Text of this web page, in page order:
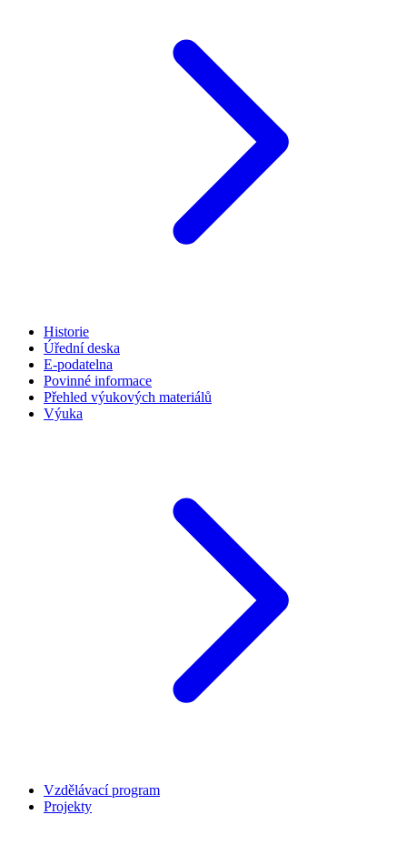
Historie
Úřední deska
E-podatelna
Povinné informace
Přehled výukových materiálů
Výuka
Vzdělávací program
Projekty